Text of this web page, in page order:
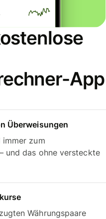
App
Überweisungen
immer zum
und das ohne versteckte
Währungspaare